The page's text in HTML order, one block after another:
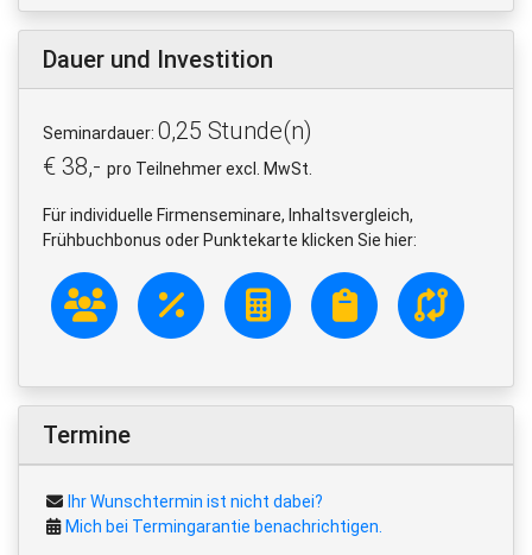
Dauer und Investition
Seminardauer: 0,25 Stunde(n)
€ 38,- pro Teilnehmer excl. MwSt.
Für individuelle Firmenseminare, Inhaltsvergleich,
Frühbuchbonus oder Punktekarte klicken Sie hier:
Termine
Ihr Wunschtermin ist nicht dabei?
Mich bei Termingarantie benachrichtigen.